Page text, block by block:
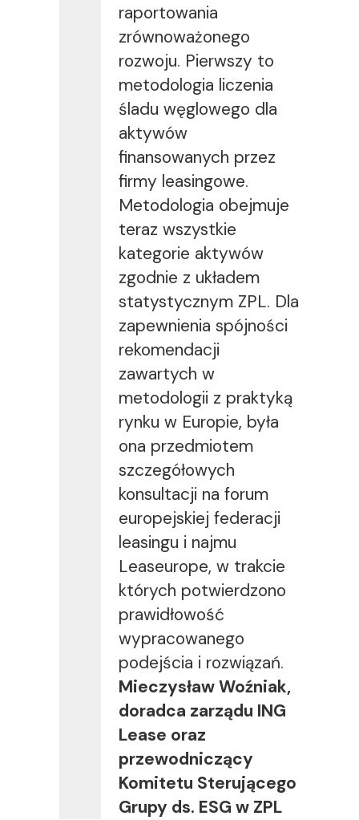
raportowania
zrównoważonego
rozwoju. Pierwszy to
metodologia liczenia
śladu węglowego dla
aktywów
finansowanych przez
firmy leasingowe.
Metodologia obejmuje
teraz wszystkie
kategorie aktywów
zgodnie z układem
statystycznym ZPL. Dla
zapewnienia spójności
rekomendacji
zawartych w
metodologii z praktyką
rynku w Europie, była
ona przedmiotem
szczegółowych
konsultacji na forum
europejskiej federacji
leasingu i najmu
Leaseurope, w trakcie
których potwierdzono
prawidłowość
wypracowanego
podejścia i rozwiązań.
Mieczysław Woźniak,
doradca zarządu ING
Lease oraz
przewodniczący
Komitetu Sterującego
Grupy ds. ESG w ZPL